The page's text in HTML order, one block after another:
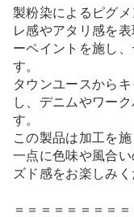
製粉染によるピグ
レ感やアタリ感を
ーペイントを施し
す。
タウンユースから
し、デニムやワー
す。
この製品は加工を
一点に色味や風合
ズド感をお楽しみく
＝＝＝＝＝＝＝＝